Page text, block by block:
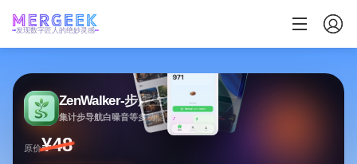
发现数字匠人的绝妙灵感
ZenWalker-步履生花
集计步导航白噪音等多功能于一体的健康应用
原价¥48